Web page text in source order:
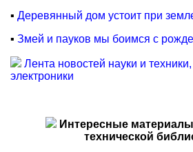
▪ Деревянный дом устоит при
▪ Змей и пауков мы боимся с
Лента новостей науки и
электроники
Интересные
технической